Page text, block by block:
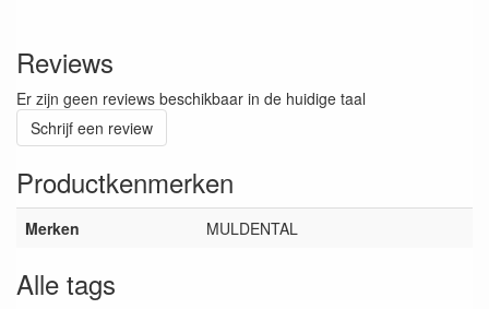
Reviews
Er zijn geen reviews beschikbaar in de huidige taal
Schrijf een review
Productkenmerken
Merken MULDENTAL
Alle tags